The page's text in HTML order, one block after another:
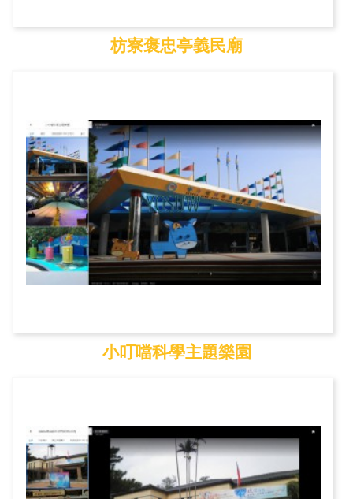
枋寮褒忠亭義民廟
小叮噹科學主題樂園